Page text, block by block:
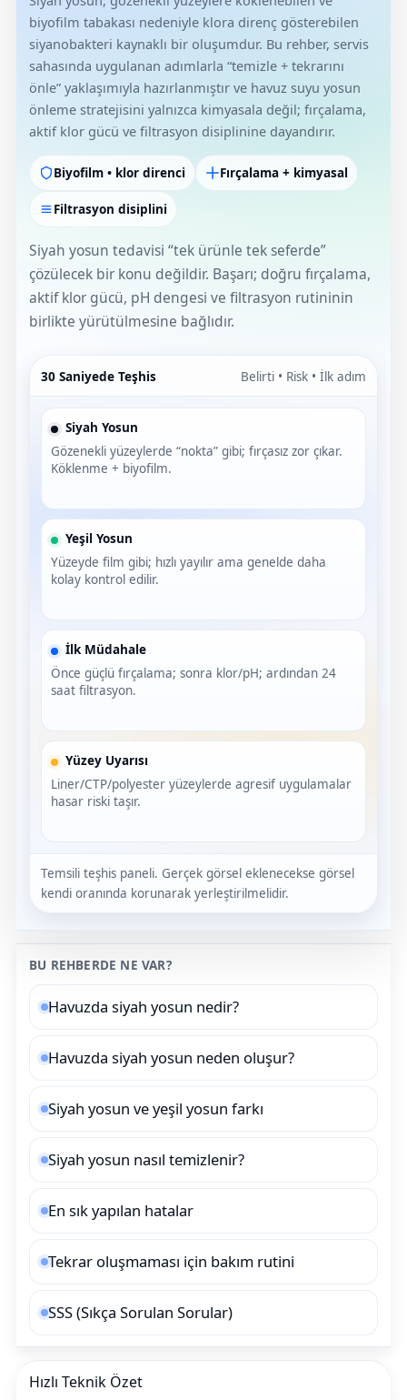
Yosun Önleyici
Havuz Suyu Parlatıcı
Çöktürücü
Sıvı pH Düşürücü
pH Yükseltici
Gemaş %90 Tablet Klor
Gemaş hazır kimyasal bakım seti
Gemaş Multi Tablet Klor 200 gr
Wtr Havuz
Ayak Dezenfektanı
Demir ve Setlik Giderici
Havuz Suyu Bağlı Klor Giderici
Kalsiyum Hipoklorit %65 Klor
Multi %90 Tablet Klor
Sıvı Asit Hidroklorik
Sıvı Klor Sodyum Hipoklorit
Wtr Havuz Kimyasalları Setleri
Yosun Öldürücü
Selenoid
Havuz Sıvı Klor
Havuz Bağlı Klor Giderici
Havuz İyon Baglayıcı
Havuz Kışlık Bakım Ürünü
Havuz Toz Ph+ Yükseltici
Selenoid Havuz Kimyasalları
Alkalinite Düşürücü
Ayak Dezenfektanı
Havuz Filtre
Kalsiyum Hipoklorit
Süper Pool
Tuz
Hayward Havuz
Beatbot Havuz
Bwt Havuz Robotları
Spino Havuz
Gemaş Tuz
Dozaj Pompası
Zodiac Tuz
Havuz Trafoları
Krom Led
Lamba Yedek
Havuz Merdiven
Havuz Filtreleri
Havuz Dip
Havuz Besi
Havuz Dozaj
Havuz Vana
Havuz Isıtma
Havuz Elektrik
Havuz Sarf
Bahçe Süs Havuzu
Ayak Havuzu
Havuz Robotu Yedek
Kapağı
Havuz Pompa
Havuz
biyofilm tabakası nedeniyle klora direnç gösterebilen
siyanobakteri kaynaklı bir oluşumdur. Bu rehber, servis
sahasında uygulanan adımlarla “temizle + tekrarını
önle” yaklaşımıyla hazırlanmıştır ve havuz suyu yosun
önleme stratejisini yalnızca kimyasala değil; fırçalama,
aktif klor gücü ve filtrasyon disiplinine dayandırır.
Biyofilm • klor direnci Fırçalama + kimyasal
Filtrasyon disiplini
Siyah yosun tedavisi “tek ürünle tek seferde”
çözülecek bir konu değildir. Başarı; doğru fırçalama,
aktif klor gücü, pH dengesi ve filtrasyon rutininin
birlikte yürütülmesine bağlıdır.
30 Saniyede Teşhis Belirti • Risk • İlk adım
Siyah Yosun
Gözenekli yüzeylerde “nokta” gibi; fırçasız zor çıkar.
Köklenme + biyofilm.
Yeşil Yosun
Yüzeyde film gibi; hızlı yayılır ama genelde daha
kolay kontrol edilir.
İlk Müdahale
Önce güçlü fırçalama; sonra klor/pH; ardından 24
saat filtrasyon.
Yüzey Uyarısı
Liner/CTP/polyester yüzeylerde agresif uygulamalar
hasar riski taşır.
Temsili teşhis paneli. Gerçek görsel eklenecekse görsel
kendi oranında korunarak yerleştirilmelidir.
BU REHBERDE NE VAR?
Havuzda siyah yosun nedir?
Havuzda siyah yosun neden oluşur?
Siyah yosun ve yeşil yosun farkı
Siyah yosun nasıl temizlenir?
En sık yapılan hatalar
Tekrar oluşmaması için bakım rutini
SSS (Sıkça Sorulan Sorular)
Hızlı Teknik Özet